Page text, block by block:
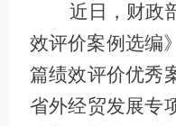
近日，财政
效评价案例选编
篇绩效评价优秀
省外经贸发展专